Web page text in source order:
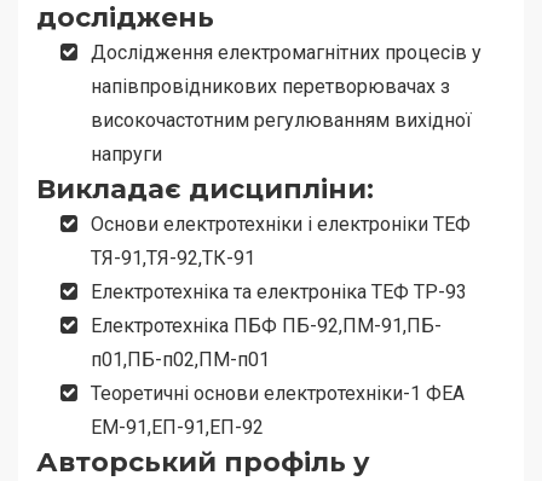
досліджень
Дослідження електромагнітних процесів у
напівпровідникових перетворювачах з
високочастотним регулюванням вихідної
напруги
Викладає дисципліни:
Основи електротехніки і електроніки ТЕФ
ТЯ-91,ТЯ-92,ТК-91
Електротехніка та електроніка ТЕФ ТР-93
Електротехніка ПБФ ПБ-92,ПМ-91,ПБ-
п01,ПБ-п02,ПМ-п01
Теоретичні основи електротехніки-1 ФЕА
ЕМ-91,ЕП-91,ЕП-92
Авторський профіль у